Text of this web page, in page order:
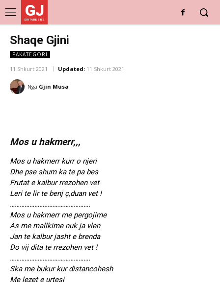
GJ
DRITARE E RE
Shaqe Gjini
PAKATEGORI
11 Shkurt 2021 Updated: 11 Shkurt 2021
Nga Gjin Musa
Mos u hakmerr,,,
Mos u hakmerr kurr o njeri
Dhe pse shum ka te pa bes
Frutat e kalbur rrezohen vet
Leri te lir te benj ç,duan vet !
………………………………………….
Mos u hakmerr me pergojime
As me mallkime nuk ja vlen
Jan te kalbur jasht e brenda
Do vij dita te rrezohen vet !
………………………………………….
Ska me bukur kur distancohesh
Me lezet e urtesi